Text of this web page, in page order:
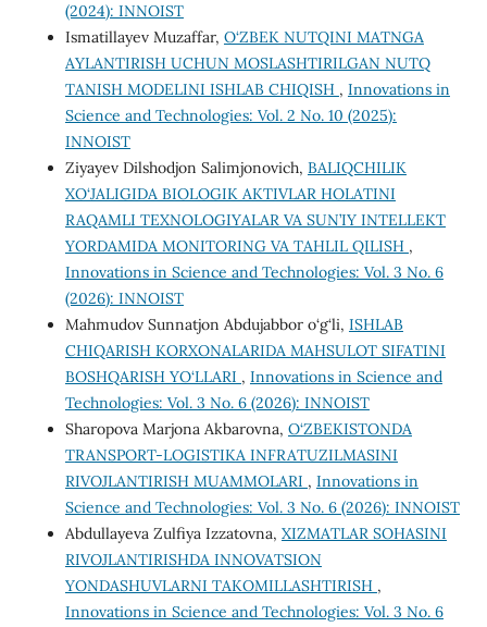
(2024): INNOIST
Ismatillayev Muzaffar, O‘ZBEK NUTQINI MATNGA
AYLANTIRISH UCHUN MOSLASHTIRILGAN NUTQ
TANISH MODELINI ISHLAB CHIQISH , Innovations in
Science and Technologies: Vol. 2 No. 10 (2025):
INNOIST
Ziyayev Dilshodjon Salimjonovich, BALIQCHILIK
XO‘JALIGIDA BIOLOGIK AKTIVLAR HOLATINI
RAQAMLI TEXNOLOGIYALAR VA SUN’IY INTELLEKT
YORDAMIDA MONITORING VA TAHLIL QILISH ,
Innovations in Science and Technologies: Vol. 3 No. 6
(2026): INNOIST
Mahmudov Sunnatjon Abdujabbor o‘g‘li, ISHLAB
CHIQARISH KORXONALARIDA MAHSULOT SIFATINI
BOSHQARISH YO‘LLARI , Innovations in Science and
Technologies: Vol. 3 No. 6 (2026): INNOIST
Sharopova Marjona Akbarovna, O‘ZBEKISTONDA
TRANSPORT-LOGISTIKA INFRATUZILMASINI
RIVOJLANTIRISH MUAMMOLARI , Innovations in
Science and Technologies: Vol. 3 No. 6 (2026): INNOIST
Abdullayeva Zulfiya Izzatovna, XIZMATLAR SOHASINI
RIVOJLANTIRISHDA INNOVATSION
YONDASHUVLARNI TAKOMILLASHTIRISH ,
Innovations in Science and Technologies: Vol. 3 No. 6